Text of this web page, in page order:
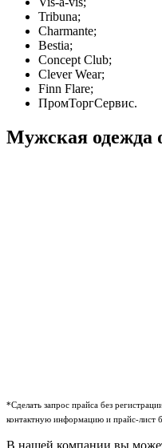
Tribuna;
Charmante;
Bestia;
Concept Club;
Clever Wear;
Finn Flare;
ПромТоргСервис.
Мужская одежда
*Сделать запрос прайса без
контактную информацию и прайс-лист